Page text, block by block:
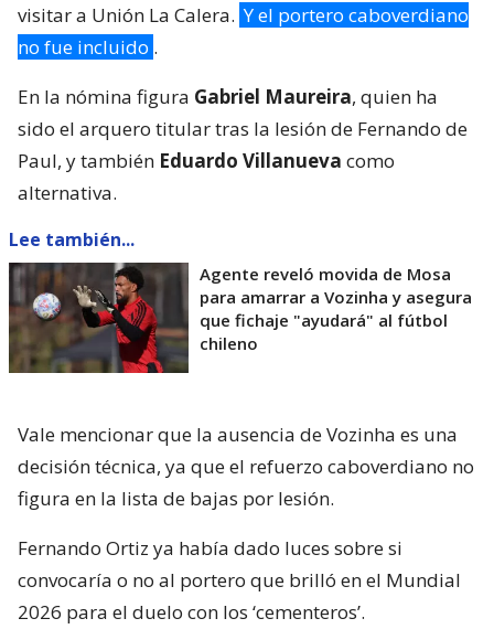
visitar a Unión La Calera. Y el portero caboverdiano
no fue incluido .
En la nómina figura Gabriel Maureira, quien ha
sido el arquero titular tras la lesión de Fernando de
Paul, y también Eduardo Villanueva como
alternativa.
Lee también...
Agente reveló movida de Mosa
para amarrar a Vozinha y asegura
que fichaje "ayudará" al fútbol
chileno
Vale mencionar que la ausencia de Vozinha es una
decisión técnica, ya que el refuerzo caboverdiano no
figura en la lista de bajas por lesión.
Fernando Ortiz ya había dado luces sobre si
convocaría o no al portero que brilló en el Mundial
2026 para el duelo con los ‘cementeros’.